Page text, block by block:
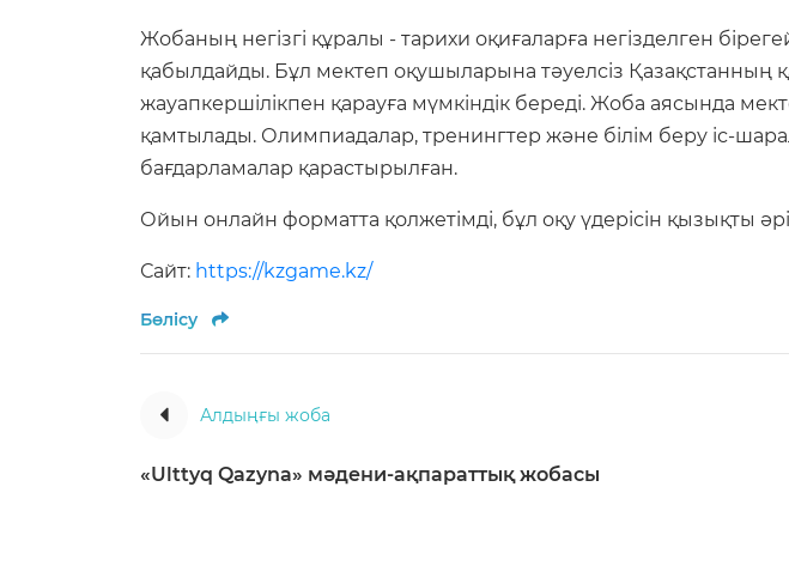
Жобаның негізгі құралы - тарихи оқиғаларға негізделген
қабылдайды. Бұл мектеп оқушыларына тәуелсіз Қазақстанның
жауапкершілікпен қарауға мүмкіндік береді. Жоба аясында
қамтылады. Олимпиадалар, тренингтер және білім беру іс-
бағдарламалар қарастырылған.
Ойын онлайн форматта қолжетімді, бұл оқу үдерісін қызықты әрі
Сайт: https://kzgame.kz/
Бөлісу
Алдыңғы жоба
«Ulttyq Qazyna» мәдени-ақпараттық жобасы